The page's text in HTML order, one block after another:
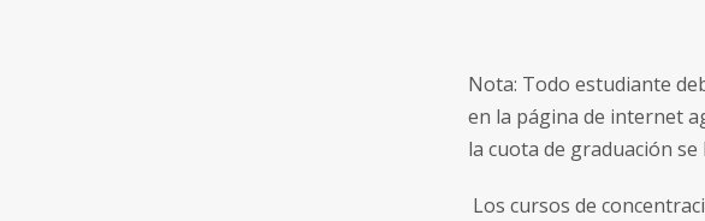
Nota: Todo estudiante
en la página de internet
la cuota de graduación
Los cursos de